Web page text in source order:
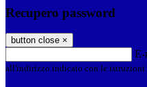
Recupero password
button close ×
E-
all'indirizzo indicato con le istruzioni